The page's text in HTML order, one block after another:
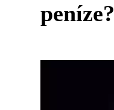
peníze?